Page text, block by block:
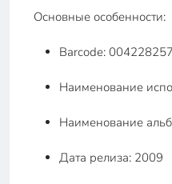
Основные особенности:
Barcode:
Наименование
Наименование
Дата релиза: 2009